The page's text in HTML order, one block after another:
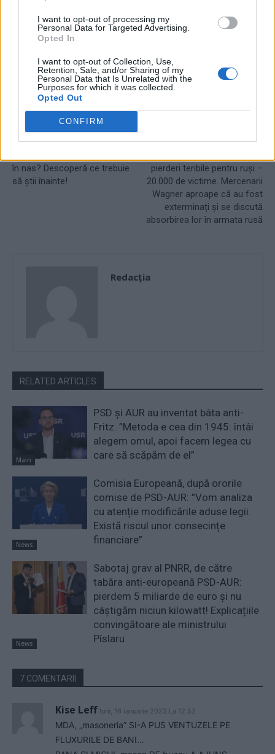
I want to opt-out of processing my
Personal Data for Targeted Advertising.
Opted In
I want to opt-out of Collection, Use,
Retention, Sale, and/or Sharing of my
Personal Data that Is Unrelated with the
Purposes for which it was collected.
Opted Out
CONFIRM
Catinca Nistor ICR Londra ziua Eminescu
Articolul precedent
în nas? Descoperă ce trebuie
să știi înainte!
Articolul următor
pierderi teribile pentru ruși –
20.000 de victime. Mercenarii
Wagner aproape că au fost
exterminați și se discută
absorbirea lor în armata rusă
Redacţia
RELATED ARTICLES
Main
PSD și AUR au inventat bâta anti-
Fritz. ”Metoda e cea din 1945: întâi
alegem omul, apoi facem legea cu
care să scăpăm de el”
News
Comisia Europeană, după ororile
comise de PSD-AUR: ”Vom analiza
cu atenție modificările aduse legii.
Există riscul unor consecințe
financiare”
News
Sabotaj grav al PNRR, de către
tabăra anti-europeană PSD-AUR:
pierdem 5 miliarde de euro și nu
câștigăm niciun kilowatt! Explicațiile
convingătoare ale ministrului
Pîslaru
7 COMENTARII
Kise Leff luni, 16 ianuarie 2023 La 12.52
MDA, „masoneria” SI-A PUS VENTUZELE PE
FLUXURILE DE BANI…